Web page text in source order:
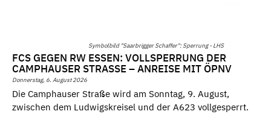
Symbolbild "Saarbrigger Schaffer": Sperrung - LHS
FCS GEGEN RW ESSEN: VOLLSPERRUNG DER
CAMPHAUSER STRASSE – ANREISE MIT ÖPNV
Donnerstag, 6. August 2026
Die Camphauser Straße wird am Sonntag, 9. August,
zwischen dem Ludwigskreisel und der A623 vollgesperrt.